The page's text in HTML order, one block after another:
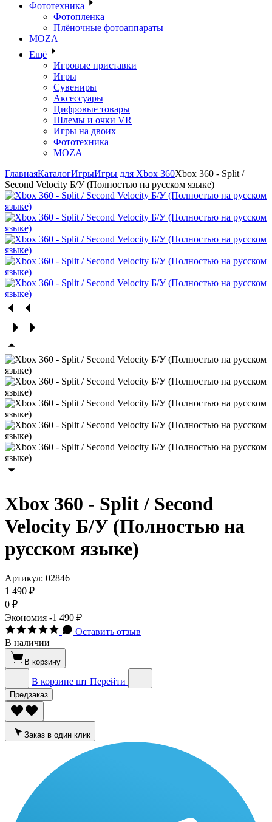
Фототехника
Фотопленка
Плёночные фотоаппараты
MOZA
Ещё
Игровые приставки
Игры
Сувениры
Аксессуары
Цифровые товары
Шлемы и очки VR
Игры на двоих
Фототехника
MOZA
ГлавнаяКаталогИгрыИгры для Xbox 360Xbox 360 - Split /
Second Velocity Б/У (Полностью на русском языке)
Xbox 360 - Split / Second
Velocity Б/У (Полностью на
русском языке)
Артикул: 02846
1 490 ₽
0 ₽
Экономия -1 490 ₽
Оставить отзыв
В наличии
В корзину
В корзине шт Перейти
Предзаказ
Заказ в один клик